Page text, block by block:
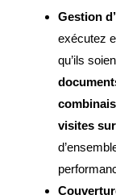
Gestion
exécutez
qu’ils
visites